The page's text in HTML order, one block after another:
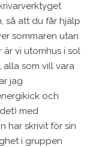
så att du får hjälp
sommaren utan
är vi utomhus i sol
alla som vill vara
jag
och
med
har skrivit för sin
i gruppen